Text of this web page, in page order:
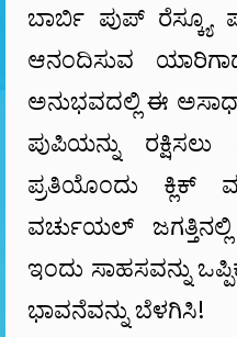
ಬಾರ್ಬಿ ಪುಪ್ ರೆಸ್ಕ್ಯೂ
ಆನಂದಿಸುವ
ಅನುಭವದಲ್ಲಿ ಈ
ಪುಪಿಯನ್ನು
ಪ್ರತಿಯೊಂದು ಕ್ಲಿಕ್
ವರ್ಚುಯಲ್
ಇಂದು ಸಾಹಸವನ್ನು
ಭಾವನೆವನ್ನು ಬೆಳಗಿಸಿ!